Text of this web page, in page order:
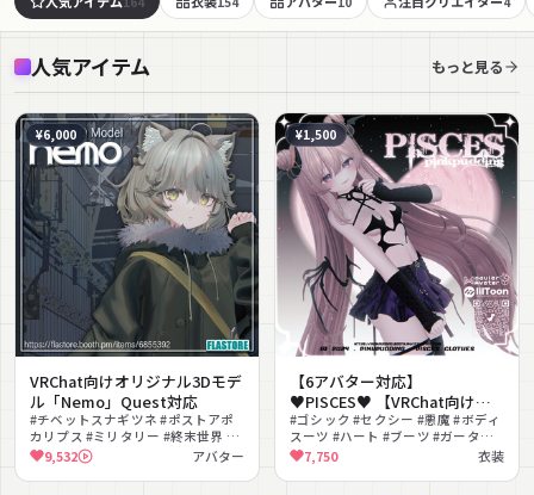
人気アイテム もっと見る
¥6,000
VRChat向けオリジナル3Dモデ
ル「Nemo」Quest対応
#チベットスナギツネ #ポストアポ
カリプス #ミリタリー #終末世界 #
ジト目 #ライフル #撮影向け #PSD
付き #Quest対応 #lilToon対応
9,532 アバター
¥1,500
【6アバター対応】
♥PISCES♥ 【VRChat向け衣
装モデル】
#ゴシック #セクシー #悪魔 #ボディ
スーツ #ハート #ブーツ #ガーター #
クロス #ダーク #MA対応
7,750 衣装